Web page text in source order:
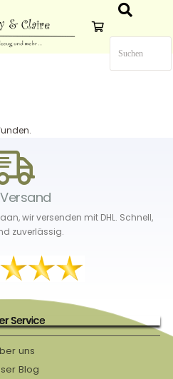
Versand
wir versenden mit DHL. Schnell,
zuverlässig.
Service
uns
Blog